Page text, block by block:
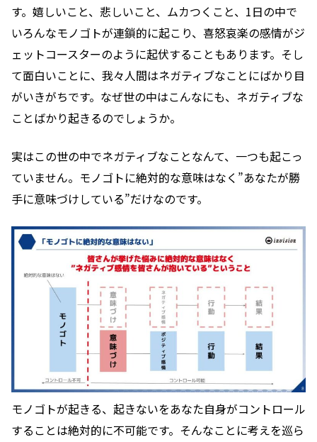
す。嬉しいこと、悲しいこと、ムカつくこと、1日の中で
いろんなモノゴトが連鎖的に起こり、喜怒哀楽の感情がジ
ェットコースターのように起伏することもあります。そし
て面白いことに、我々人間はネガティブなことにばかり目
がいきがちです。なぜ世の中はこんなにも、ネガティブな
ことばかり起きるのでしょうか。
実はこの世の中でネガティブなことなんて、一つも起こっ
ていません。モノゴトに絶対的な意味はなく”あなたが勝
手に意味づけしている”だけなのです。
モノゴトが起きる、起きないをあなた自身がコントロール
することは絶対的に不可能です。そんなことに考えを巡ら